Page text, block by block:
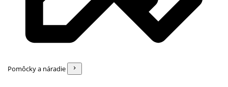
Pomôcky a náradie